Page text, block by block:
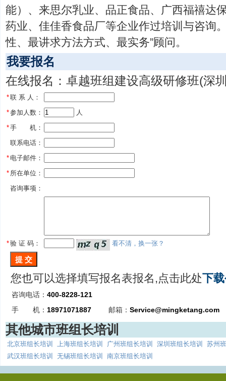
能）、来思尔乳业、品正食品、广西福禧达
药业、佳佳香食品厂等企业作过培训与咨询
性、最讲求方法方式、最实务”顾问。
我要报名
在线报名：卓越班组建设高级研修班(深
*联 系 人：
*参加人数：
人
*手 机：
联系电话：
* 电子邮件：
* 所在单位：
咨询事项：
*验 证 码： 看不清，换一张？
您也可以选择填写报名表报名,点击此处下
咨询电话： 400-8228-121
手 机： 18971071887 邮箱： Service@mingketang.com
其他城市班组长培训
北京班组长培训 上海班组长培训 广州班组长培训 深圳班组长培训
苏州
武汉班组长培训
无锡班组长培训 南京班组长培训